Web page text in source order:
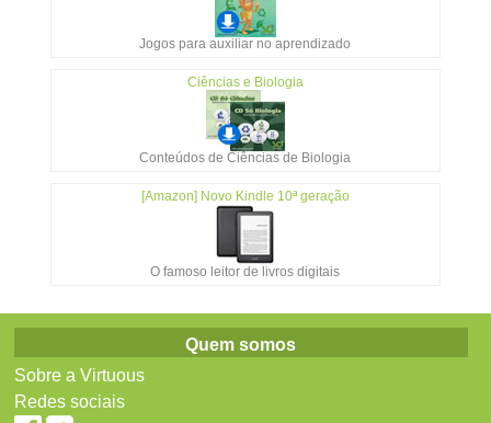
Jogos para auxiliar no aprendizado
Ciências e Biologia
Conteúdos de Ciências de Biologia
[Amazon] Novo Kindle 10ª geração
O famoso leitor de livros digitais
Quem somos
Sobre a Virtuous
Redes sociais